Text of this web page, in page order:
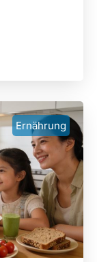
Ernährung